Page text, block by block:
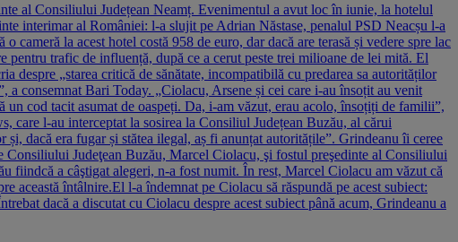
al Consiliului Județean Neamț. Evenimentul a avut loc în iunie, la hotelul
interimar al României: l-a slujit pe Adrian Năstase, penalul PSD Neacșu l-a
la acest hotel costă 958 de euro, dar dacă are terasă și vedere spre lac
trafic de influență, după ce a cerut peste trei milioane de lei mită. El
despre „starea critică de sănătate, incompatibilă cu predarea sa autorităților
a consemnat Bari Today. „Ciolacu, Arsene și cei care i-au însoțit au venit
cod tacit asumat de oaspeți. Da, i-am văzut, erau acolo, însoțiți de familii”,
care l-au interceptat la sosirea la Consiliul Județean Buzău, al cărui
dacă era fugar și stătea ilegal, aș fi anunțat autoritățile”. Grindeanu îi ceree
Judeţean Buzău, Marcel Ciolacu, şi fostul preşedinte al Consiliului
fiindcă a câştigat alegeri, n-a fost numit. În rest, Marcel Ciolacu am văzut că
această întâlnire.El l-a îndemnat pe Ciolacu să răspundă pe acest subiect:
dacă a discutat cu Ciolacu despre acest subiect până acum, Grindeanu a